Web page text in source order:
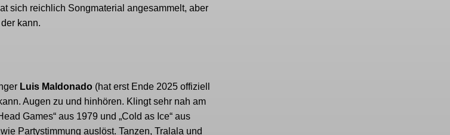
sich reichlich Songmaterial angesammelt, aber
kann.
Luis Maldonado (hat erst Ende 2025 offiziell
Augen zu und hinhören. Klingt sehr nah am
Games“ aus 1979 und „Cold as Ice“ aus
Partystimmung auslöst. Tanzen, Tralala und